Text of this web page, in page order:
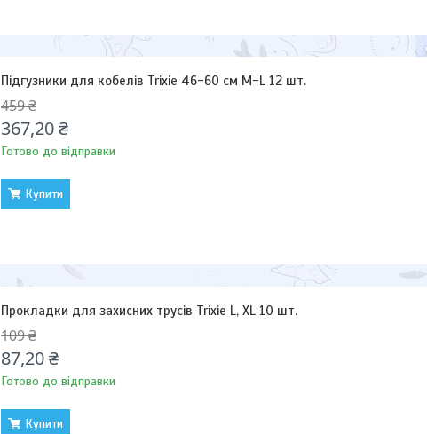
Підгузники для кобелів Trixie 46-60 см M-L 12 шт.
459 ₴
367,20 ₴
Готово до відправки
Купити
Прокладки для захисних трусів Trixie L, XL 10 шт.
109 ₴
87,20 ₴
Готово до відправки
Купити